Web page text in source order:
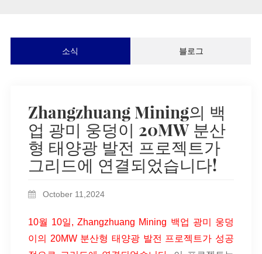
소식 블로그
Zhangzhuang Mining의 백
업 광미 웅덩이 20MW 분산
형 태양광 발전 프로젝트가
그리드에 연결되었습니다!
October 11,2024
10월 10일, Zhangzhuang Mining 백업 광미 웅덩
이의 20MW 분산형 태양광 발전 프로젝트가 성공